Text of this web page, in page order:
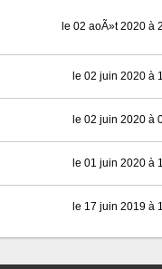
le 02 aoÃ»t 2020 à
le 02 juin 2020 à
le 02 juin 2020 à
le 01 juin 2020 à
le 17 juin 2019 à